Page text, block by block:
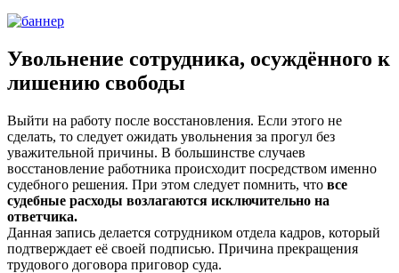
Увольнение сотрудника, осуждённого к
лишению свободы
Выйти на работу после восстановления. Если этого не
сделать, то следует ожидать увольнения за прогул без
уважительной причины. В большинстве случаев
восстановление работника происходит посредством именно
судебного решения. При этом следует помнить, что все
судебные расходы возлагаются исключительно на
ответчика.
Данная запись делается сотрудником отдела кадров, который
подтверждает её своей подписью. Причина прекращения
трудового договора приговор суда.